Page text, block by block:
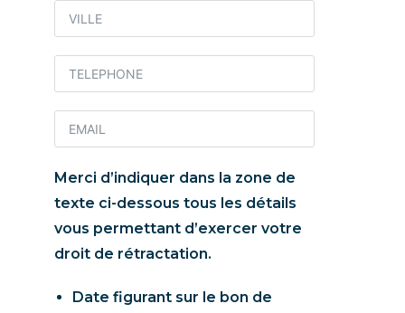
Merci d’indiquer dans la zone de
texte ci-dessous tous les détails
vous permettant d’exercer votre
droit de rétractation.
Date figurant sur le bon de